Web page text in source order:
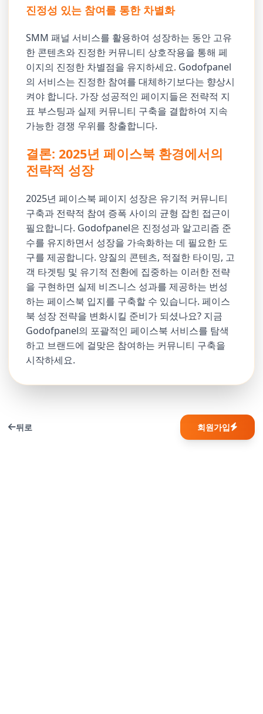
진정성 있는 참여를 통한 차별화
SMM 패널 서비스를 활용하여 성장하는 동안 고유
한 콘텐츠와 진정한 커뮤니티 상호작용을 통해 페
이지의 진정한 차별점을 유지하세요. Godofpanel
의 서비스는 진정한 참여를 대체하기보다는 향상시
켜야 합니다. 가장 성공적인 페이지들은 전략적 지
표 부스팅과 실제 커뮤니티 구축을 결합하여 지속
가능한 경쟁 우위를 창출합니다.
결론: 2025년 페이스북 환경에서의
전략적 성장
2025년 페이스북 페이지 성장은 유기적 커뮤니티
구축과 전략적 참여 증폭 사이의 균형 잡힌 접근이
필요합니다. Godofpanel은 진정성과 알고리즘 준
수를 유지하면서 성장을 가속화하는 데 필요한 도
구를 제공합니다. 양질의 콘텐츠, 적절한 타이밍, 고
객 타겟팅 및 유기적 전환에 집중하는 이러한 전략
을 구현하면 실제 비즈니스 성과를 제공하는 번성
하는 페이스북 입지를 구축할 수 있습니다. 페이스
북 성장 전략을 변화시킬 준비가 되셨나요? 지금
Godofpanel의 포괄적인 페이스북 서비스를 탐색
하고 브랜드에 걸맞은 참여하는 커뮤니티 구축을
시작하세요.
뒤로 회원가입